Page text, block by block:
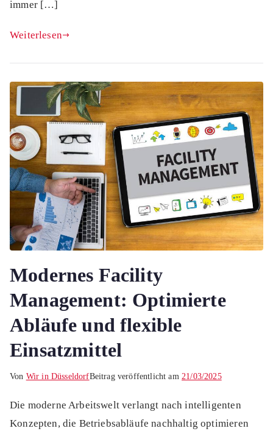
immer […]
Weiterlesen
Modernes Facility
Management: Optimierte
Abläufe und flexible
Einsatzmittel
Von Wir in DüsseldorfBeitrag veröffentlicht am 21/03/2025
Die moderne Arbeitswelt verlangt nach intelligenten
Konzepten, die Betriebsabläufe nachhaltig optimieren